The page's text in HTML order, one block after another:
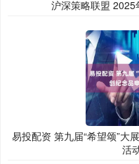
沪深策略联盟
易投配资 第九届“希望颂”大
活